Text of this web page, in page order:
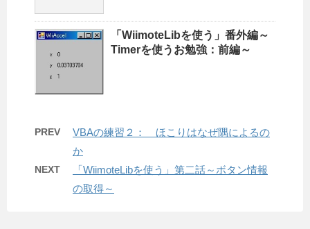
「WiimoteLibを使う」番外編～
Timerを使うお勉強：前編～
PREV
VBAの練習２： ほこりはなぜ隅によるの
か
NEXT
「WiimoteLibを使う」第二話～ボタン情報
の取得～